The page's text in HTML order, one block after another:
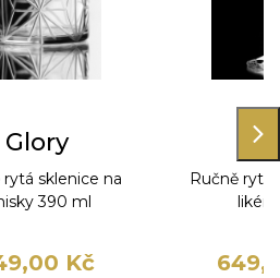
Glory
rytá sklenice na
390 ml
Kč
Ručně rytá
likér